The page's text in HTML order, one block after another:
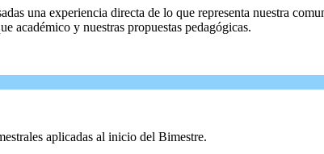
una experiencia directa de lo que representa nuestra
académico y nuestras propuestas pedagógicas.
aplicadas al inicio del Bimestre.